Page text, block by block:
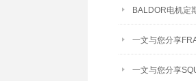
BALDOR电机定
一文与您分享
一文与您分享